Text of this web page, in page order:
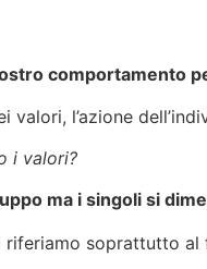
comportamento
l’azione
i valori?
ma i singoli si
soprattutto